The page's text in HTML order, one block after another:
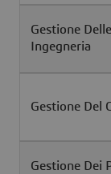
Gestione
Ingegneria
Gestione Del
Gestione Dei